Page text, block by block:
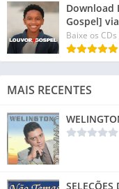
Download
Gospel]
Baixe os
MAIS RECENTES